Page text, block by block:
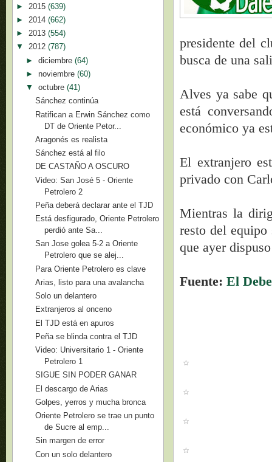
presidente del
busca de una
Alves ya sabe
está
económico ya
El extranjero
privado con
Mientras la
resto del equipo
que ayer
Fuente:El
► 2015 (639)
► 2014 (662)
► 2013 (554)
▼ 2012 (787)
► diciembre (64)
► noviembre (60)
▼ octubre (41)
Sánchez continúa
Ratifican a Erwin Sánchez como
DT de Oriente Petor...
Aragonés es realista
Sánchez está al filo
DE CASTAÑO A OSCURO
Video: San José 5 - Oriente
Petrolero 2
Peña deberá declarar ante el TJD
Está desfigurado, Oriente Petrolero
perdió ante Sa...
San Jose golea 5-2 a Oriente
Petrolero que se alej...
Para Oriente Petrolero es clave
Arias, listo para una avalancha
Solo un delantero
Extranjeros al onceno
El TJD está en apuros
Peña se blinda contra el TJD
Video: Universitario 1 - Oriente
Petrolero 1
SIGUE SIN PODER GANAR
El descargo de Arias
Golpes, yerros y mucha bronca
Oriente Petrolero se trae un punto
de Sucre al emp...
Sin margen de error
Con un solo delantero